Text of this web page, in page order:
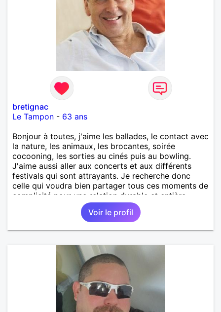
bretignac
Le Tampon - 63 ans
Bonjour à toutes, j'aime les ballades, le contact avec
la nature, les animaux, les brocantes, soirée
cocooning, les sorties au cinés puis au bowling.
J'aime aussi aller aux concerts et aux différents
festivals qui sont attrayants. Je recherche donc
celle qui voudra bien partager tous ces moments de
complicité pour une relation durable et entière.
Voir le profil